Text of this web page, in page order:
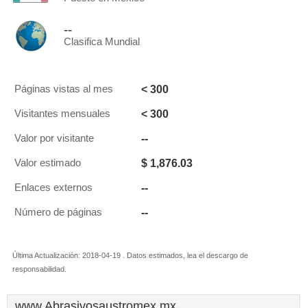
--
Clasifica Mundial
Páginas vistas al mes < 300
Visitantes mensuales < 300
Valor por visitante --
Valor estimado $ 1,876.03
Enlaces externos --
Número de páginas --
Última Actualización: 2018-04-19 . Datos estimados, lea el descargo de
responsabilidad.